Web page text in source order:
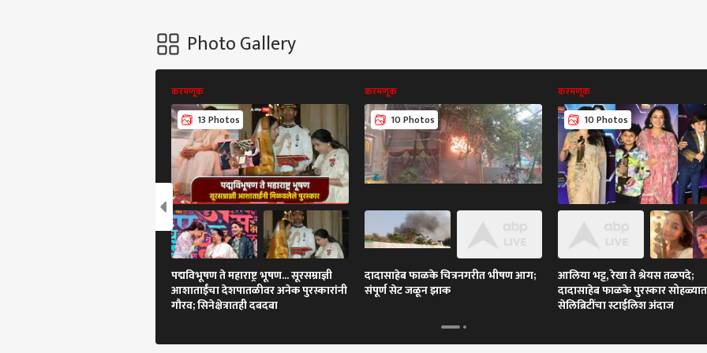
Photo Gallery
करमणूक
13 Photos
पद्मविभूषण ते महाराष्ट्र भूषण... सूरसम्राज्ञी
आशाताईंचा देशपातळीवर अनेक पुरस्कारांनी
गौरव; सिनेक्षेत्रातही दबदबा
करमणूक
10 Photos
दादासाहेब फाळके चित्रनगरीत भीषण आग;
संपूर्ण सेट जळून झाक
करमणूक
10 Photos
आलिया भट्ट, रेखा ते श्रेयस तळपदे;
दादासाहेब फाळके पुरस्कार सोहळ्यात
सेलिब्रिटींचा स्टाईलिश अंदाज